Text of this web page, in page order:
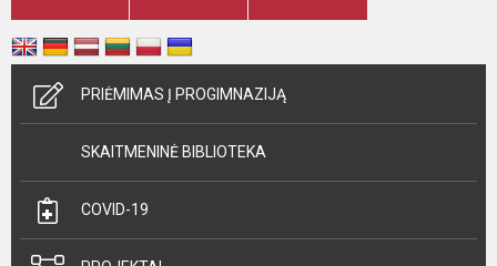
PRIĖMIMAS Į PROGIMNAZIJĄ
SKAITMENINĖ BIBLIOTEKA
COVID-19